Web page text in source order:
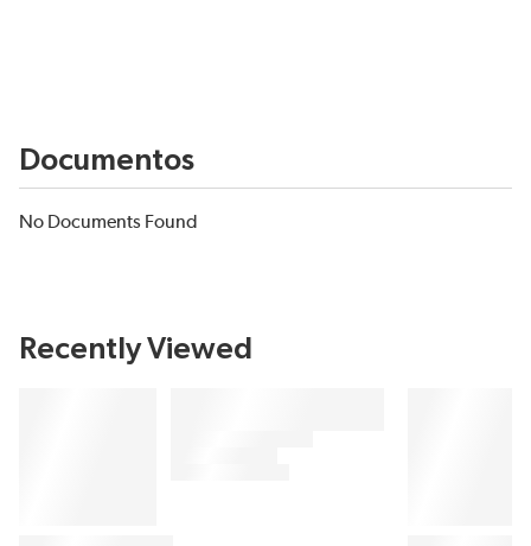
Documentos
No Documents Found
Recently Viewed